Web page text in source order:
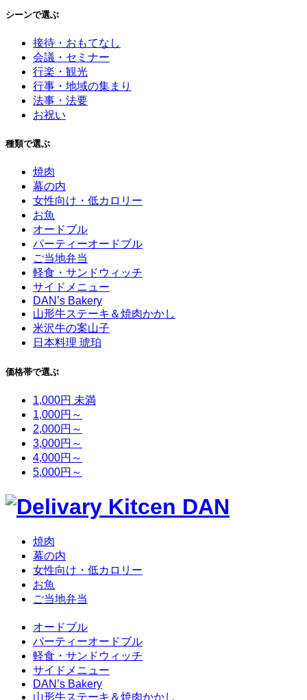
シーンで選ぶ
接待・おもてなし
会議・セミナー
行楽・観光
行事・地域の集まり
法事・法要
お祝い
種類で選ぶ
焼肉
幕の内
女性向け・低カロリー
お魚
オードブル
パーティーオードブル
ご当地弁当
軽食・サンドウィッチ
サイドメニュー
DAN’s Bakery
山形牛ステーキ＆焼肉かかし
米沢牛の案山子
日本料理 琥珀
価格帯で選ぶ
1,000円 未満
1,000円～
2,000円～
3,000円～
4,000円～
5,000円～
焼肉
幕の内
女性向け・低カロリー
お魚
ご当地弁当
オードブル
パーティーオードブル
軽食・サンドウィッチ
サイドメニュー
DAN’s Bakery
山形牛ステーキ＆焼肉かかし